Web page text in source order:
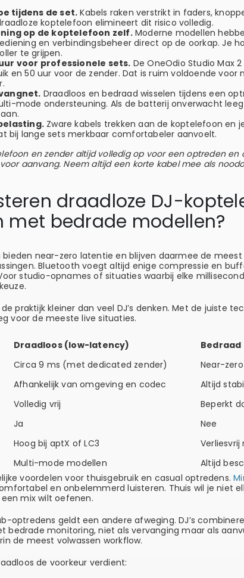
tijdens de set. Kabels raken verstrikt in faders,
koptelefoon elimineert dit risico volledig.
op de koptelefoon zelf.Moderne modellen
en verbindingsbeheer direct op de oorkap. Je
te grijpen.
voor professionele sets. De OneOdio Studio Max
en 50 uur voor de zender. Dat is ruim voldoende voor
Draadloos en bedraad wisselen tijdens een
mode ondersteuning. Als de batterij onverwacht leeg
Zware kabels trekken aan de koptelefoon en
bij lange sets merkbaar comfortabeler aanvoelt.
en zender altijd volledig op voor een optreden en
aanvang. Neem altijd een korte kabel mee als
draadloze DJ-
met bedrade modellen?
bieden near-zero latentie en blijven daarmee de
Bluetooth voegt altijd enige compressie en
studio-opnames of situaties waarbij elke
praktijk kleiner dan veel DJ’s denken. Met de juiste
voor de meeste live situaties.
Draadloos (low-latency)
Bedraad
Circa 9 ms (met dedicated zender)
Near-zero
Afhankelijk van omgeving en codec
Altijd
Volledig vrij
Beperkt
Ja
Nee
Hoog bij aptX of LC3
Verliesvrij
Multi-mode modellen
Altijd
voordelen voor thuisgebruik en casual optredens.
en onbelemmerd luisteren. Thuis wil je niet
mix wilt oefenen.
optredens geldt een andere afweging. DJ’s
bedrade monitoring, niet als vervanging maar als
de meest volwassen workflow.
de voorkeur verdient: